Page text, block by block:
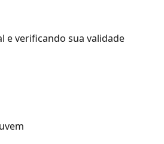
e verificando sua validade